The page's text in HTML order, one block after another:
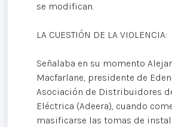
se modifican.
LA CUESTIÓN DE LA VIOLENCIA:
Señalaba en su momento
Macfarlane, presidente de
Asociación de Distribuidores
Eléctrica (Adeera), cuando
masificarse las tomas de